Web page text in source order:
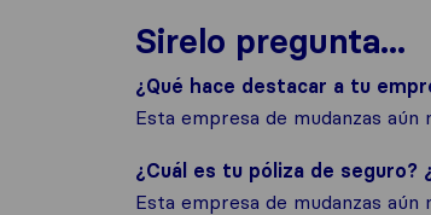
Sirelo pregunta...
¿Qué hace destacar a tu
Esta empresa de mudanzas
¿Cuál es tu póliza de seguro?
Esta empresa de mudanzas